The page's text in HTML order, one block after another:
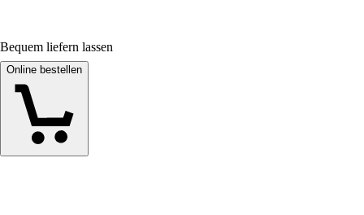
Bequem liefern lassen
Online bestellen